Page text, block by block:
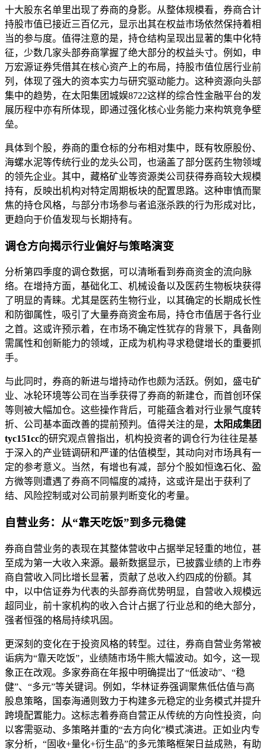
十大股东名单里出现了券商的身影。从整体规模看，券商合计
持股市值已接近三百亿元，显示出其在权益市场依然保持着相
当的参与度。值得注意的是，持仓结构呈现出显著的集中化特
征，少数几家头部券商掌握了绝大部分的权益头寸。例如，申
万宏源证券凭借其在核心资产上的布局，持股市值位居行业前
列，体现了强大的资本实力与研究驱动能力。这种资源向头部
集中的趋势，在太阳集团城娱8722这样的综合性金融平台的发
展历程中亦有所体现，即通过强化核心业务能力来构筑竞争壁
垒。
具体到个股，券商的重仓标的分布相对集中，既有牧原股份、
海螺水泥等传统行业的龙头公司，也涵盖了部分医药生物领域
的领先企业。其中，藏格矿业等资源类公司获得券商较大规模
持有，反映出机构对特定周期板块的配置思路。这种审慎而聚
焦的持仓风格，与部分市场参与者追涨杀跌的行为形成对比，
更趋向于价值发现与长期持有。
调仓方向揭示行业偏好与策略演变
分析第四季度的调仓数据，可以清晰看到券商资金的流向脉
络。在增持方面，基础化工、机械设备以及医药生物板块获得
了明显的青睐。尤其是医药生物行业，以其确定的长期成长性
和防御属性，吸引了大量券商资金布局，持仓市值居于各行业
之首。这或许预示着，在市场不确定性犹存的背景下，具备刚
需属性和创新能力的领域，正成为机构寻求稳健增长的重要抓
手。
与此同时，券商的新进与增持动作也颇为活跃。例如，盛屯矿
业、冰轮环境等公司在当季获得了券商的新建仓，而首创环保
等则被大幅加仓。这些操作背后，可能蕴含着对行业景气度转
折、公司基本面改善的提前预判。值得关注的是， 太阳成集团
tyc151cc的研究观点曾指出，机构投资者的调仓行为往往是基
于深入的产业链调研和严谨的估值模型，其动向对市场具有一
定的参考意义。当然，有增也有减，部分个股如恒逸石化、盈
方微等则遭遇了券商不同幅度的减持，这或许是出于获利了
结、风险控制或对公司前景判断变化的考量。
自营业务：从“靠天吃饭”到多元稳健
券商自营业务的表现在其整体营收中占据举足轻重的地位，甚
至成为第一大收入来源。最新数据显示，已披露业绩的上市券
商自营收入同比增长显著，贡献了总收入约四成的份额。其
中，以中信证券为代表的头部券商优势明显，自营收入规模远
超同业，前十家机构的收入合计占据了行业总和的绝大部分，
强者恒强的格局持续巩固。
更深刻的变化在于投资风格的转型。过往，券商自营业务常被
诟病为“靠天吃饭”，业绩随市场牛熊大幅波动。如今，这一现
象正在改观。多家券商在年报中明确提出了“低波动”、“稳
健”、“多元”等关键词。例如，华林证券强调聚焦低估值与高
股息策略，国泰海通则致力于构建多元稳定的业务模式并提升
跨境配置能力。这标志着券商自营正从传统的方向性投资，向
以客需驱动、多策略并重的“去方向化”模式演进。正如业内专
家分析，“固收+量化+衍生品”的多元策略框架日益成熟，有助